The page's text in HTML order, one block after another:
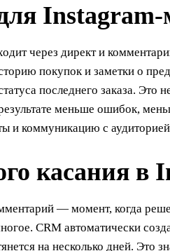
Instagram-
через директ и
покупок и заметки о
последнего заказа.
меньше ошибок,
и коммуникацию с
касания в
— момент, когда
CRM автоматически
на несколько дней. Это